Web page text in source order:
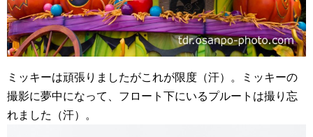
ミッキーは頑張りましたがこれが限度（汗）。ミッキーの
撮影に夢中になって、フロート下にいるプルートは撮り忘
れました（汗）。